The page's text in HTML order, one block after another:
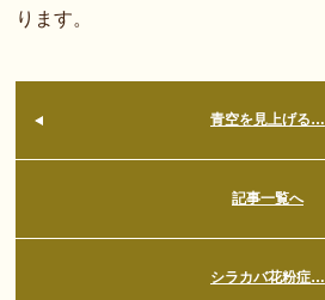
ります。
青空を見上げる…
記事一覧へ
シラカバ花粉症…